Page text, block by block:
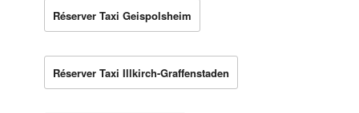
Réserver Taxi Geispolsheim
Réserver Taxi Illkirch-Graffenstaden